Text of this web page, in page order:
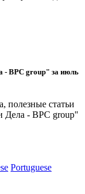
- BPC group" за июль
полезные статьи
Дела - BPC group"
Portuguese